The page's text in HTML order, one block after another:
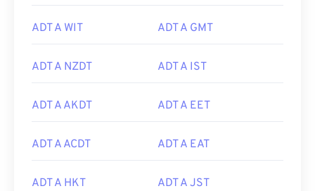
ADT A WIT ADT A GMT
ADT A NZDT ADT A IST
ADT A AKDT ADT A EET
ADT A ACDT ADT A EAT
ADT A HKT ADT A JST